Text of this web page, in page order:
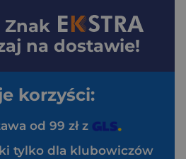
Znak
na dostawie!
korzyści:
od 99 zł z
tylko dla klubowiczów